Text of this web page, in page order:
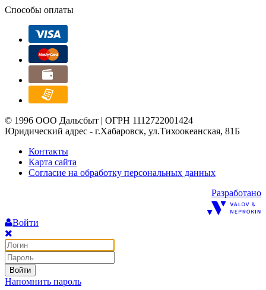
Способы оплаты
© 1996 ООО Дальсбыт | ОГРН 1112722001424
Юридический адрес - г.Хабаровск, ул.Тихоокеанская, 81Б
Контакты
Карта сайта
Согласие на обработку персональных данных
Разработано
Войти
Войти
Напомнить пароль